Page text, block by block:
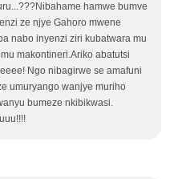
hamwe bumve
ze njye Gahoro mwene
nabo inyenzi ziri kubatwara mu
makontineri.Ariko abatutsi
Ngo nibagirwe se amafuni
umuryango wanjye muriho
bumeze nkibikwasi.